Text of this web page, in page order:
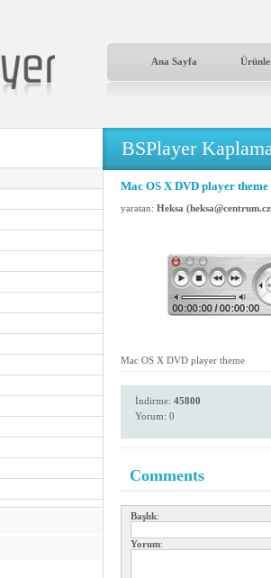
Ana Sayfa
BSPlayer
Mac OS X DVD player theme
yaratan: Heksa
Mac OS X DVD player theme
İndirme: 45800
Yorum: 0
Comments
Başlık:
Yorum: